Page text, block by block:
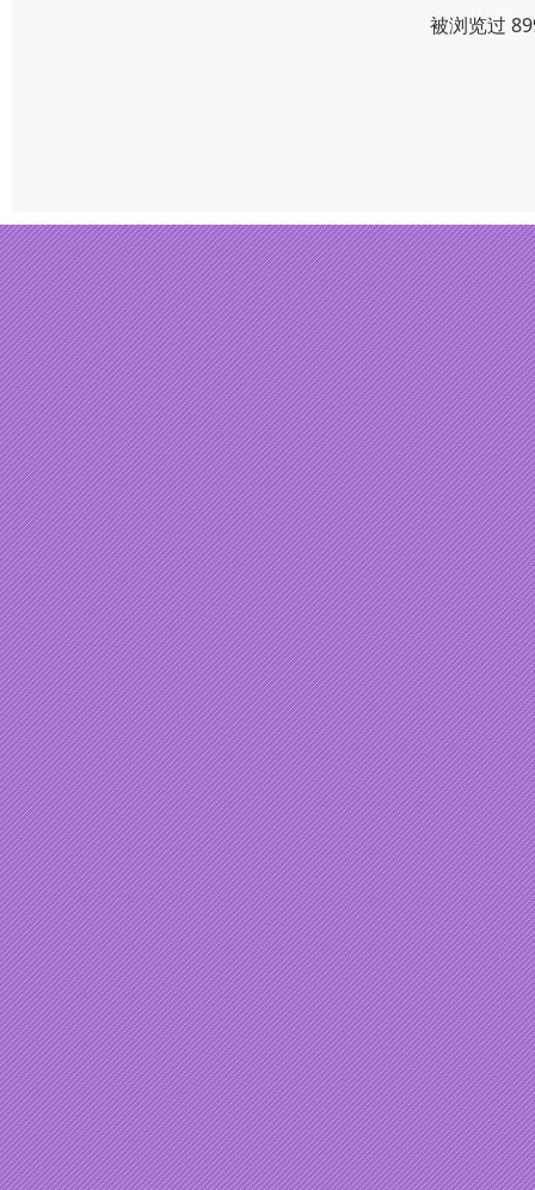
被浏览过